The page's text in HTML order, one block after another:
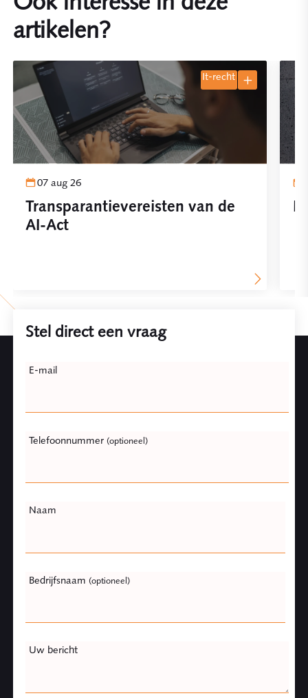
artikelen?
it-recht
07 aug 26
Transparantievereisten van de
AI-Act
Stel direct een vraag
this
E-mail
Telefoonnummer (optioneel)
Naam
Bedrijfsnaam (optioneel)
Uw bericht